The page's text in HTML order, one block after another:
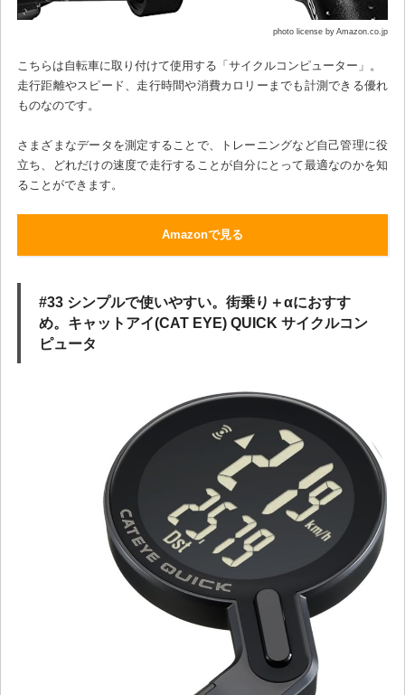
photo license by Amazon.co.jp
こちらは自転車に取り付けて使用する「サイクルコンピューター」。
走行距離やスピード、走行時間や消費カロリーまでも計測できる優れ
ものなのです。
さまざまなデータを測定することで、トレーニングなど自己管理に役
立ち、どれだけの速度で走行することが自分にとって最適なのかを知
ることができます。
Amazonで見る
#33 シンプルで使いやすい。街乗り＋αにおすす
め。キャットアイ(CAT EYE) QUICK サイクルコン
ピュータ